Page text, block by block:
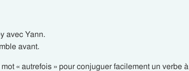
avec Yann.
avant.
« autrefois » pour conjuguer facilement un verbe à